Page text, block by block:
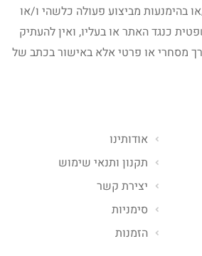
בהימנעות מביצוע פעולה כלשהי ו/או
כנגד האתר או בעליו, ואין להעתיק
מסחרי או פרטי אלא באישור בכתב של
אודותינו
תקנון ותנאי שימוש
יצירת קשר
סימניות
הזמנות